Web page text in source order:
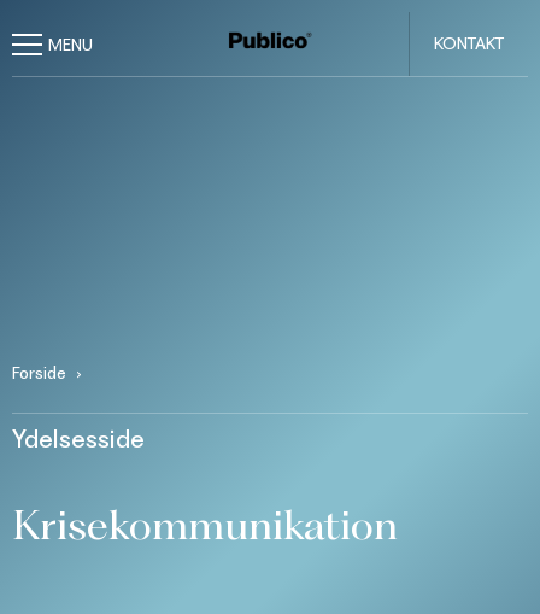
KONTAKT
Forside
Ydelsesside
Krisekommunikation